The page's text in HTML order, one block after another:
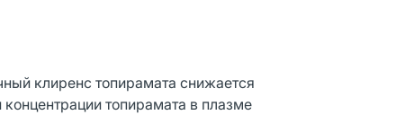
клиренс топирамата снижается
топирамата в плазме